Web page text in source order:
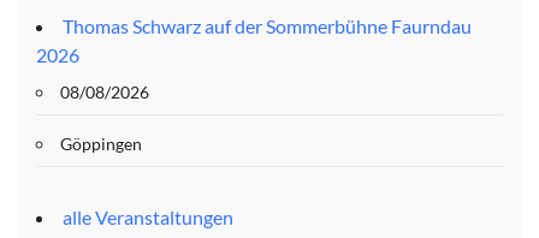
Thomas Schwarz auf der Sommerbühne Faurndau
2026
08/08/2026
Göppingen
alle Veranstaltungen